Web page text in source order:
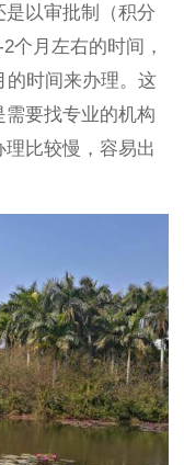
以审批制（积分
个月左右的时间，
时间来办理。这
要找专业的机构
比较慢，容易出